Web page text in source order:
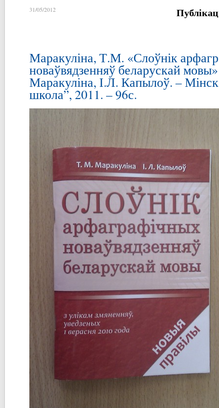
31/05/2012
Маракуліна, Т.М. «Слоўнік
новаўвядзенняў беларускай
Маракуліна, І.Л. Капылоў. –
школа”, 2011. – 96с.